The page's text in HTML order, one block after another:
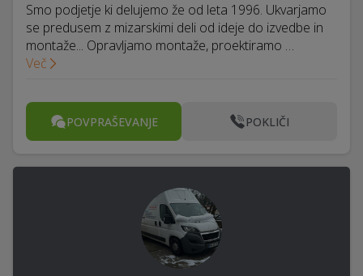
Smo podjetje ki delujemo že od leta 1996. Ukvarjamo
se predusem z mizarskimi deli od ideje do izvedbe in
montaže... Opravljamo montaže, proektiramo …
Več
POVPRAŠEVANJE POKLIČI